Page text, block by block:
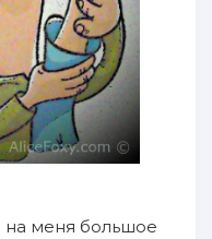
меня большое